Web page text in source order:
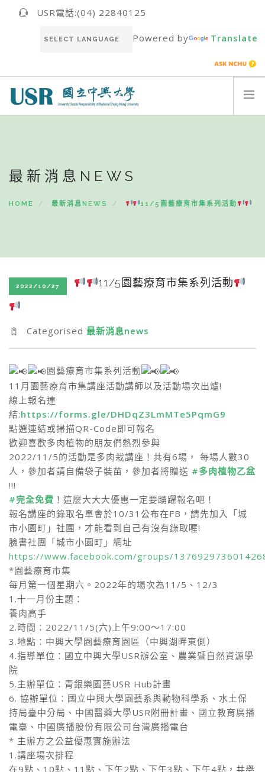
USR電話:(04) 22840125
Powered by Translate
USR團隊USR TEAM
永續報告書SUSTAINABILITY REPORT
最新消息NEWS
HOME 最新消息NEWS 11/5園藝療育市集系列活動
2022/10/27 11/5園藝療育市集系列活動
Categorised 最新消息news
園藝療育市集系列活動
11月園藝療育市集講座活動講師以及活動場次出爐!
線上報名連
結:https://forms.gle/DHDqZ3LmMTe5PqmG9
點選連結或掃描QR-Code即可報名
歡迎喜歡多肉植物的朋友們熱烈參與
2022/11/5的活動是多肉栽講座！共有6場， 每場人數30
人，參加者請自備袋子裝苗，參加者將贈送 #多肉植物乙盆
!!!
#完全免費 ！這麼大大大優惠一定要踴躍報名吧！
報名講座的錄取名單會於10/31公布在FB，請先加入「城
市小園町」社團，才能看到自己有沒有錄取喔!
臉書社團「城市小園町」網址
https://www.facebook.com/groups/
*園藝療育市集
每月第一個星期六。2022年的場次為11/5、12/3
1.十一月份主題：
養肉高手
2.時間：2022/11/5(六)上午9:00～17:00
3.地點：中興大學園藝療育園區（中興湖畔東側）
4.指導單位：國立中興大學USR辦公室、農業暨自然資源學
院
5.主辦單位：青銀樂園藝USR Hub計畫
6. 協辦單位：國立中興大學園藝系與動物科學系、水土保
持局臺中分局、中國醫藥大學USR附冊計畫、國立教育廣播
電臺、中國廣播股份有限公司台灣廣播電台
* 主辦方之公益優惠實施辦法
1.講座場次排程
在9點、10點、11點、下午2點、下午3點、下午4點，共舉